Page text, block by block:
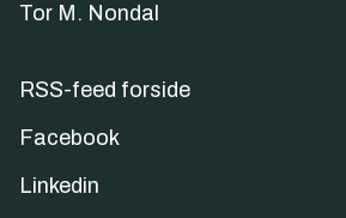
Tor M. Nondal
RSS-feed forside
Facebook
Linkedin